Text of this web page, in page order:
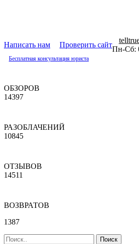
Написать нам Проверить сайт
Пн-Сб:
Бесплатная консультация юриста
ОБЗОРОВ
14397
РАЗОБЛАЧЕНИЙ
10845
ОТЗЫВОВ
14511
ВОЗВРАТОВ
1387